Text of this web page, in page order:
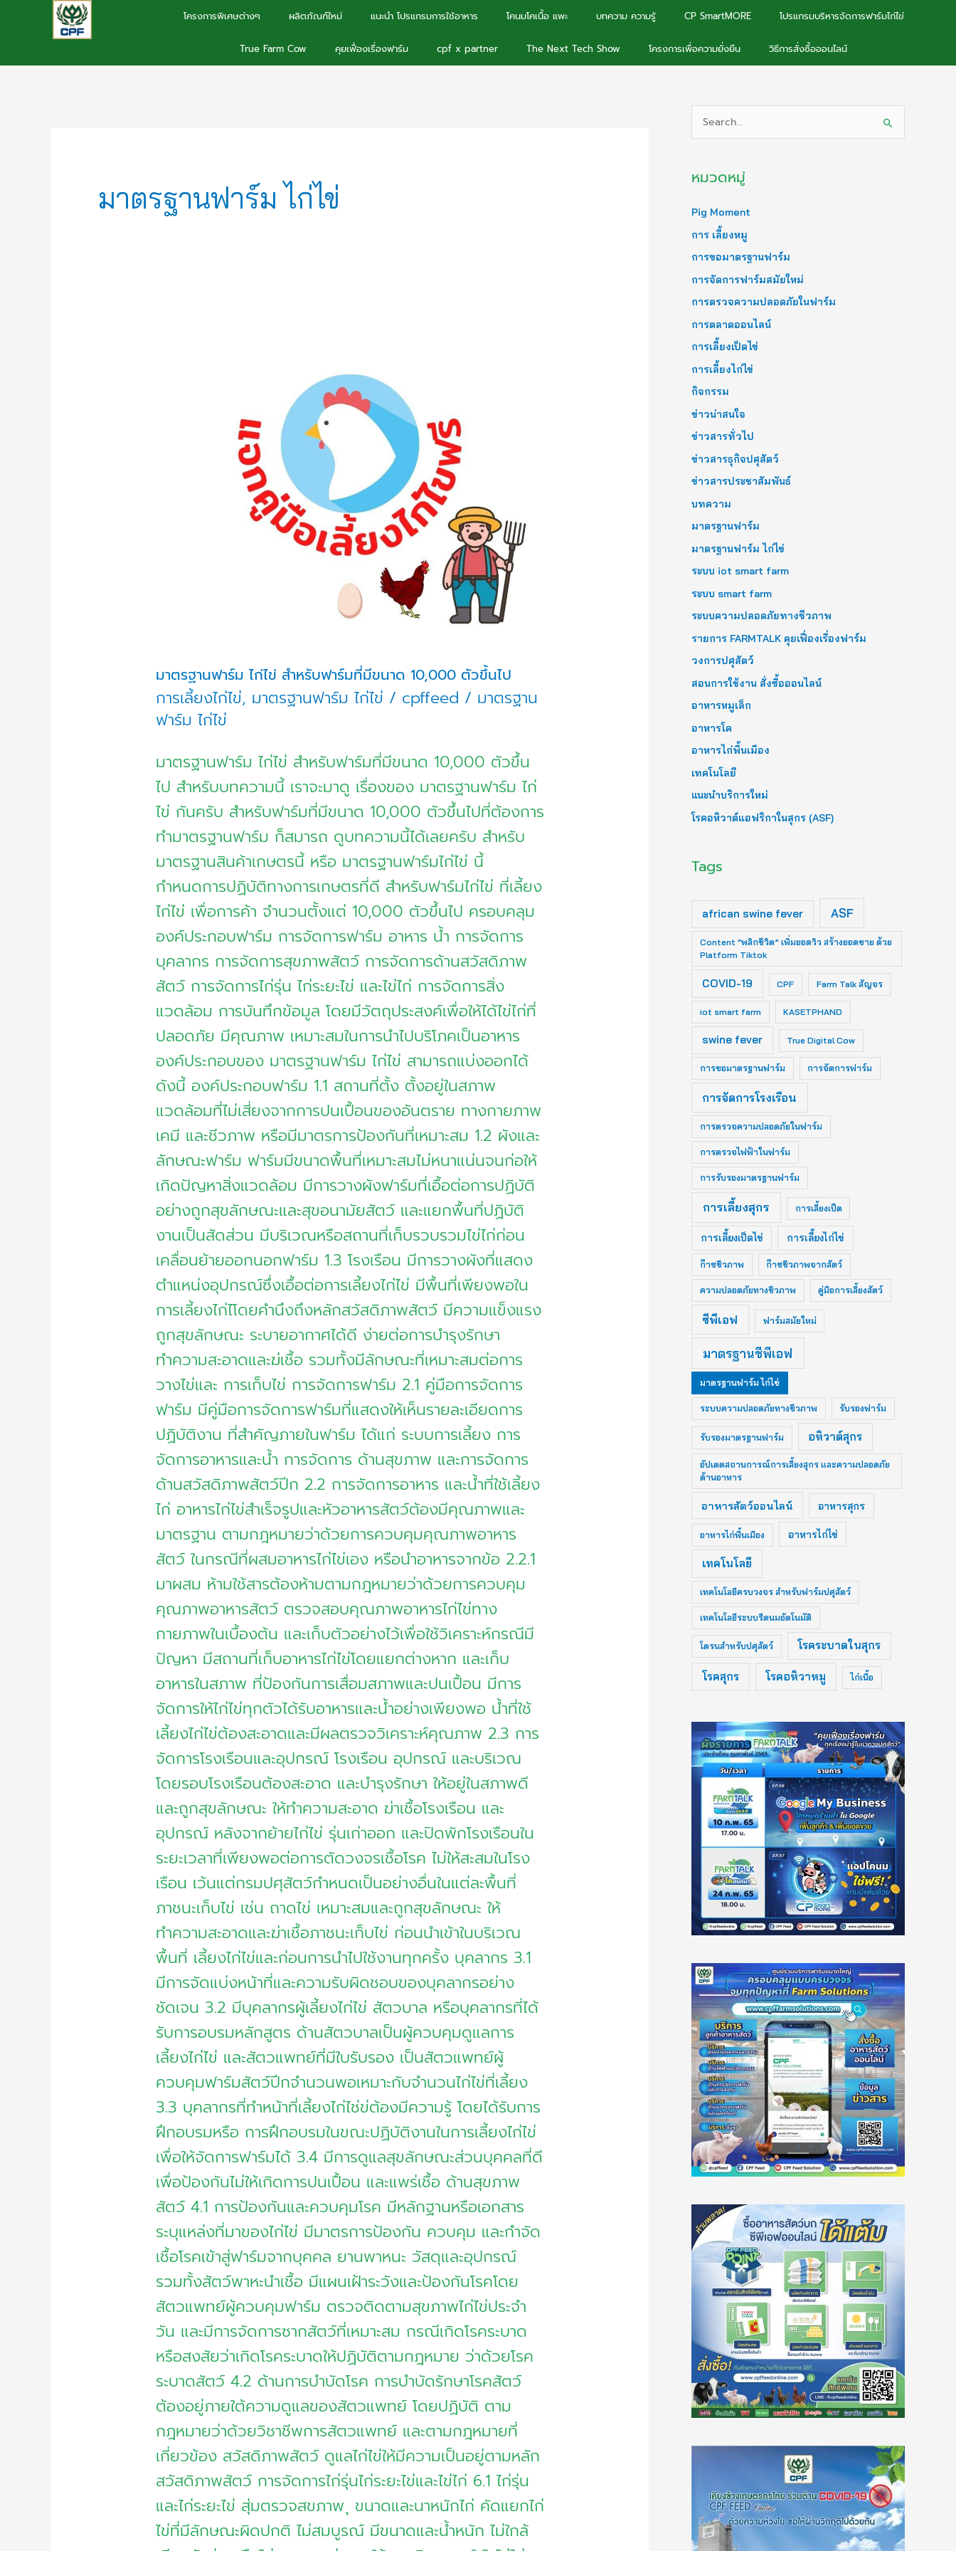
content
โครงการพิเศษต่างๆ ผลิตภัณฑ์ใหม่ แนะนำ โปรแกรมการใช้อาหาร โคนมโคเนื้อ แพะ บทความ ความรู้ CP SmartMORE โปรแกรมบริหารจัดการฟาร์มไก่ไข่
True Farm Cow คุยเฟื่องเรื่องฟาร์ม cpf x partner The Next Tech Show โครงการเพื่อความยั่งยืน วิธีการสั่งซื้อออนไลน์
มาตรฐานฟาร์ม ไก่ไข่
มาตรฐานฟาร์ม ไก่ไข่ สำหรับฟาร์มที่มีขนาด 10,000 ตัวขึ้นไป
การเลี้ยงไก่ไข่, มาตรฐานฟาร์ม ไก่ไข่ / cpffeed / มาตรฐาน
ฟาร์ม ไก่ไข่
มาตรฐานฟาร์ม ไก่ไข่ สำหรับฟาร์มที่มีขนาด 10,000 ตัวขึ้น
ไป สำหรับบทความนี้ เราจะมาดู เรื่องของ มาตรฐานฟาร์ม ไก่
ไข่ กันครับ สำหรับฟาร์มที่มีขนาด 10,000 ตัวขึ้นไปที่ต้องการ
ทำมาตรฐานฟาร์ม ก็สมารถ ดูบทความนี้ได้เลยครับ สำหรับ
มาตรฐานสินค้าเกษตรนี้ หรือ มาตรฐานฟาร์มไก่ไข่ นี้
กำหนดการปฏิบัติทางการเกษตรที่ดี สำหรับฟาร์มไก่ไข่ ที่เลี้ยง
ไก่ไข่ เพื่อการค้า จำนวนตั้งแต่ 10,000 ตัวขึ้นไป ครอบคลุม
องค์ประกอบฟาร์ม การจัดการฟาร์ม อาหาร น้ำ การจัดการ
บุคลากร การจัดการสุขภาพสัตว์ การจัดการด้านสวัสดิภาพ
สัตว์ การจัดการไก่รุ่น ไก่ระยะไข่ และไข่ไก่ การจัดการสิ่ง
แวดล้อม การบันทึกข้อมูล โดยมีวัตถุประสงค์เพื่อให้ได้ไข่ไก่ที่
ปลอดภัย มีคุณภาพ เหมาะสมในการนำไปบริโภคเป็นอาหาร
องค์ประกอบของ มาตรฐานฟาร์ม ไก่ไข่ สามารถแบ่งออกได้
ดังนี้ องค์ประกอบฟาร์ม 1.1 สถานที่ตั้ง ตั้งอยู่ในสภาพ
แวดล้อมที่ไม่เสี่ยงจากการปนเปื้อนของอันตราย ทางกายภาพ
เคมี และชีวภาพ หรือมีมาตรการป้องกันที่เหมาะสม 1.2 ผังและ
ลักษณะฟาร์ม ฟาร์มมีขนาดพื้นที่เหมาะสมไม่หนาแน่นจนก่อให้
เกิดปัญหาสิ่งแวดล้อม มีการวางผังฟาร์มที่เอื้อต่อการปฏิบัติ
อย่างถูกสุขลักษณะและสุขอนามัยสัตว์ และแยกพื้นที่ปฏิบัติ
งานเป็นสัดส่วน มีบริเวณหรือสถานที่เก็บรวบรวมไข่ไก่ก่อน
เคลื่อนย้ายออกนอกฟาร์ม 1.3 โรงเรือน มีการวางผังที่แสดง
ตำแหน่งอุปกรณ์ซึ่งเอื้อต่อการเลี้ยงไก่ไข่ มีพื้นที่เพียงพอใน
การเลี้ยงไก่ไโดยคำนึงถึงหลักสวัสดิภาพสัตว์ มีความแข็งแรง
ถูกสุขลักษณะ ระบายอากาศได้ดี ง่ายต่อการบำรุงรักษา
ทำความสะอาดและฆ่เชื้อ รวมทั้งมีลักษณะที่เหมาะสมต่อการ
วางไข่และ การเก็บไข่ การจัดการฟาร์ม 2.1 คู่มือการจัดการ
ฟาร์ม มีคู่มือการจัดการฟาร์มที่แสดงให้เห็นรายละเอียดการ
ปฏิบัติงาน ที่สำคัญภายในฟาร์ม ได้แก่ ระบบการเลี้ยง การ
จัดการอาหารและน้ำ การจัดการ ด้านสุขภาพ และการจัดการ
ด้านสวัสดิภาพสัตว์ปีก 2.2 การจัดการอาหาร และน้ำที่ใช้เลี้ยง
ไก่ อาหารไก่ไข่สำเร็จรูปและหัวอาหารสัตว์ต้องมีคุณภาพและ
มาตรฐาน ตามกฎหมายว่าด้วยการควบคุมคุณภาพอาหาร
สัตว์ ในกรณีที่ผสมอาหารไก่ไข่เอง หรือนำอาหารจากข้อ 2.2.1
มาผสม ห้ามใช้สารต้องห้ามตามกฎหมายว่าด้วยการควบคุม
คุณภาพอาหารสัตว์ ตรวจสอบคุณภาพอาหารไก่ไข่ทาง
กายภาพในเบื้องต้น และเก็บตัวอย่างไว้เพื่อใช้วิเคราะห์กรณีมี
ปัญหา มีสถานที่เก็บอาหารไก่ไข่โดยแยกต่างหาก และเก็บ
อาหารในสภาพ ที่ป้องกันการเสื่อมสภาพและปนเปื้อน มีการ
จัดการให้ไก่ไข่ทุกตัวได้รับอาหารและน้ำอย่างเพียงพอ น้ำที่ใช้
เลี้ยงไก่ไข่ต้องสะอาดและมีผลตรวจวิเคราะห์คุณภาพ 2.3 การ
จัดการโรงเรือนและอุปกรณ์ โรงเรือน อุปกรณ์ และบริเวณ
โดยรอบโรงเรือนต้องสะอาด และบำรุงรักษา ให้อยู่ในสภาพดี
และถูกสุขลักษณะ ให้ทำความสะอาด ฆ่าเชื้อโรงเรือน และ
อุปกรณ์ หลังจากย้ายไก่ไข่ รุ่นเก่าออก และปิดพักโรงเรือนใน
ระยะเวลาที่เพียงพอต่อการตัดวงจรเชื้อโรค ไม่ให้สะสมในโรง
เรือน เว้นแต่กรมปศุสัตว์กำหนดเป็นอย่างอื่นในแต่ละพื้นที่
ภาชนะเก็บไข่ เช่น ถาดไข่ เหมาะสมและถูกสุขลักษณะ ให้
ทำความสะอาดและฆ่าเชื้อภาชนะเก็บไข่ ก่อนนำเข้าในบริเวณ
พื้นที่ เลี้ยงไก่ไข่และก่อนการนำไปใช้งานทุกครั้ง บุคลากร 3.1
มีการจัดแบ่งหน้าที่และความรับผิดชอบของบุคลากรอย่าง
ชัดเจน 3.2 มีบุคลากรผู้เลี้ยงไก่ไข่ สัตวบาล หรือบุคลากรที่ได้
รับการอบรมหลักสูตร ด้านสัตวบาลเป็นผู้ควบคุมดูแลการ
เลี้ยงไก่ไข่ และสัตวแพทย์ที่มีใบรับรอง เป็นสัตวแพทย์ผู้
ควบคุมฟาร์มสัตว์ปีกจำนวนพอเหมาะกับจำนวนไก่ไข่ที่เลี้ยง
3.3 บุคลากรที่ทำหน้าที่เลี้ยงไก่ไช่ข่ต้องมีความรู้ โดยได้รับการ
ฝึกอบรมหรือ การฝึกอบรมในขณะปฏิบัติงานในการเลี้ยงไก่ไข่
เพื่อให้จัดการฟาร์มได้ 3.4 มีการดูแลสุขลักษณะส่วนบุคคลที่ดี
เพื่อป้องกันไม่ให้เกิดการปนเปื้อน และแพร่เชื้อ ด้านสุขภาพ
สัตว์ 4.1 การป้องกันและควบคุมโรค มีหลักฐานหรือเอกสาร
ระบุแหล่งที่มาของไก่ไข่ มีมาตรการป้องกัน ควบคุม และกำจัด
เชื้อโรคเข้าสู่ฟาร์มจากบุคคล ยานพาหนะ วัสดุและอุปกรณ์
รวมทั้งสัตว์พาหะนำเชื้อ มีแผนเฝ้าระวังและป้องกันโรคโดย
สัตวแพทย์ผู้ควบคุมฟาร์ม ตรวจติดตามสุขภาพไก่ไข่ประจำ
วัน และมีการจัดการซากสัตว์ที่เหมาะสม กรณีเกิดโรคระบาด
หรือสงสัยว่าเกิดโรคระบาดให้ปฏิบัติตามกฎหมาย ว่าด้วยโรค
ระบาดสัตว์ 4.2 ด้านการบำบัดโรค การบำบัดรักษาโรคสัตว์
ต้องอยู่ภายใต้ความดูแลของสัตวแพทย์ โดยปฏิบัติ ตาม
กฎหมายว่าด้วยวิชาชีพการสัตวแพทย์ และตามกฎหมายที่
เกี่ยวข้อง สวัสดิภาพสัตว์ ดูแลไก่ไข่ให้มีความเป็นอยู่ตามหลัก
สวัสดิภาพสัตว์ การจัดการไก่รุ่นไก่ระยะไข่และไข่ไก่ 6.1 ไก่รุ่น
และไก่ระยะไข่ สุ่มตรวจสขภาพ ุ ขนาดและนาหนักไก่ คัดแยกไก่
ไข่ที่มีลักษณะผิดปกติ ไม่สมบูรณ์ มีขนาดและน้ำหนัก ไม่ใกล้
r
o
r
:
หมวดหมู่
Pig Moment
การ เลี้ยงหมู
การขอมาตรฐานฟาร์ม
การจัดการฟาร์มสมัยใหม่
การตรวจความปลอดภัยในฟาร์ม
การตลาดออนไลน์
การเลี้ยงเป็ดไข่
การเลี้ยงไก่ไข่
กิจกรรม
ข่าวน่าสนใจ
ข่าวสารทั่วไป
ข่าวสารธุกิจปศุสัตว์
ข่าวสารประชาสัมพันธ์
บทความ
มาตรฐานฟาร์ม
มาตรฐานฟาร์ม ไก่ไข่
ระบบ iot smart farm
ระบบ smart farm
ระบบความปลอดภัยทางชีวภาพ
รายการ FARMTALK คุยเฟื่องเรื่องฟาร์ม
วงการปศุสัตว์
สอนการใช้งาน สั่งซื้อออนไลน์
อาหารหมูเล็ก
อาหารโค
อาหารไก่พื้นเมือง
เทคโนโลยี
แนะนำบริการใหม่
โรคอหิวาต์แอฟริกาในสุกร (ASF)
Tags
african swine fever ASF
Content “พลิกชีวิต” เพิ่มยอดวิว สร้างยอดขาย ด้วย
Platform Tiktok
COVID-19 CPF Farm Talk สัญจร
iot smart farm KASETPHAND
swine fever True Digital Cow
การขอมาตรฐานฟาร์ม การจัดการฟาร์ม
การจัดการโรงเรือน
การตรวจความปลอดภัยในฟาร์ม
การตรวจไฟฟ้าในฟาร์ม
การรับรองมาตรฐานฟาร์ม
การเลี้ยงสุกร การเลี้ยงเป็ด
การเลี้ยงเป็ดไข่ การเลี้ยงไก่ไข่
ก๊าซชีวภาพ ก๊าซชีวภาพจากสัตว์
ความปลอดภัยทางชีวภาพ คู่มือการเลี้ยงสัตว์
ซีพีเอฟ ฟาร์มสมัยใหม่
มาตรฐานซีพีเอฟ
มาตรฐานฟาร์ม ไก่ไข่
ระบบความปลอดภัยทางชีวภาพ รับรองฟาร์ม
รับรองมาตรฐานฟาร์ม อหิวาต์สุกร
อัปเดตสถานการณ์การเลี้ยงสุกร และความปลอดภัย
ด้านอาหาร
อาหารสัตว์ออนไลน์ อาหารสุกร
อาหารไก่พื้นเมือง อาหารไก่ไข่
เทคโนโลยี
เทคโนโลยีครบวงจร สำหรับฟาร์มปศุสัตว์
เทคโนโลยีระบบรีดนมอัตโนมัติ
โดรนสำหรับปศุสัตว์ โรคระบาดในสุกร
โรคสุกร โรคอหิวาหมู ไก่เนื้อ